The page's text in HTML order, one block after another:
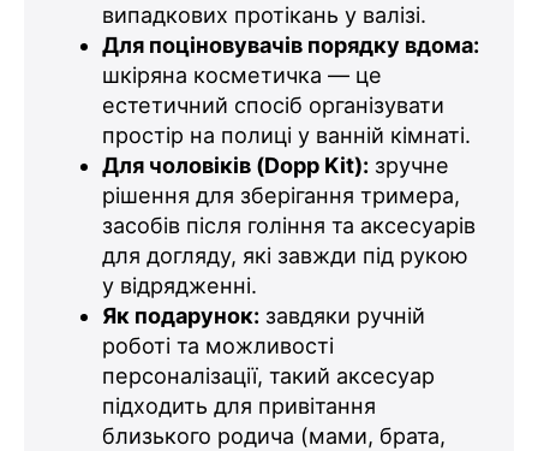
випадкових протікань у валізі.
Для поціновувачів порядку вдома:
шкіряна косметичка — це
естетичний спосіб організувати
простір на полиці у ванній кімнаті.
Для чоловіків (Dopp Kit): зручне
рішення для зберігання тримера,
засобів після гоління та аксесуарів
для догляду, які завжди під рукою
у відрядженні.
Як подарунок: завдяки ручній
роботі та можливості
персоналізації, такий аксесуар
підходить для привітання
близького родича (мами, брата,